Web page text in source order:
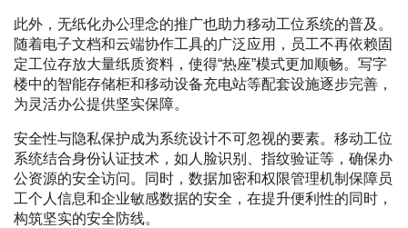
此外，无纸化办公理念的推广也助力移动工位系统的普及。
随着电子文档和云端协作工具的广泛应用，员工不再依赖固
定工位存放大量纸质资料，使得“热座”模式更加顺畅。写字
楼中的智能存储柜和移动设备充电站等配套设施逐步完善，
为灵活办公提供坚实保障。
安全性与隐私保护成为系统设计不可忽视的要素。移动工位
系统结合身份认证技术，如人脸识别、指纹验证等，确保办
公资源的安全访问。同时，数据加密和权限管理机制保障员
工个人信息和企业敏感数据的安全，在提升便利性的同时，
构筑坚实的安全防线。